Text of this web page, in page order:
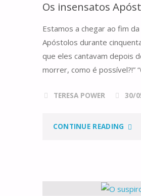
Os insensatos
Estamos a chegar ao fim
Apóstolos durante
que eles cantavam depois
morrer, como é possível?!”
TERESA POWER 30/
CONTINUE READING "OS